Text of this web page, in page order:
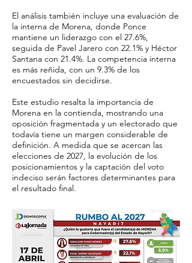
El análisis también incluye una evaluación de
la interna de Morena, donde Ponce
mantiene un liderazgo con el 27.6%,
seguida de Pavel Jarero con 22.1% y Héctor
Santana con 21.4%. La competencia interna
es más reñida, con un 9.3% de los
encuestados sin decidirse.
Este estudio resalta la importancia de
Morena en la contienda, mostrando una
oposición fragmentada y un electorado que
todavía tiene un margen considerable de
definición. A medida que se acercan las
elecciones de 2027, la evolución de los
posicionamientos y la captación del voto
indeciso serán factores determinantes para
el resultado final.